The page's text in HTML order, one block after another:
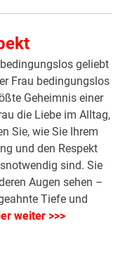
geliebt
Frau bedingungslos
Geheimnis einer
die Liebe im Alltag,
Sie, wie Sie Ihrem
und den Respekt
sind. Sie
Augen sehen –
Tiefe und
weiter >>>